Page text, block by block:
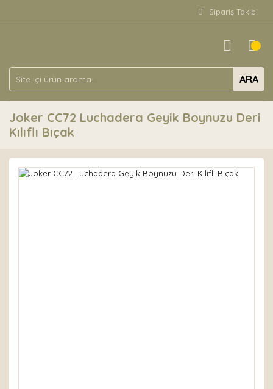
Sipariş Takibi
ARA
Joker CC72 Luchadera Geyik Boynuzu Deri
Kılıflı Bıçak